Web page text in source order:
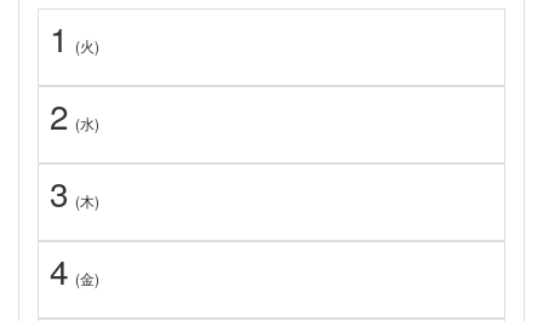
1 (火)
2 (水)
3 (木)
4 (金)